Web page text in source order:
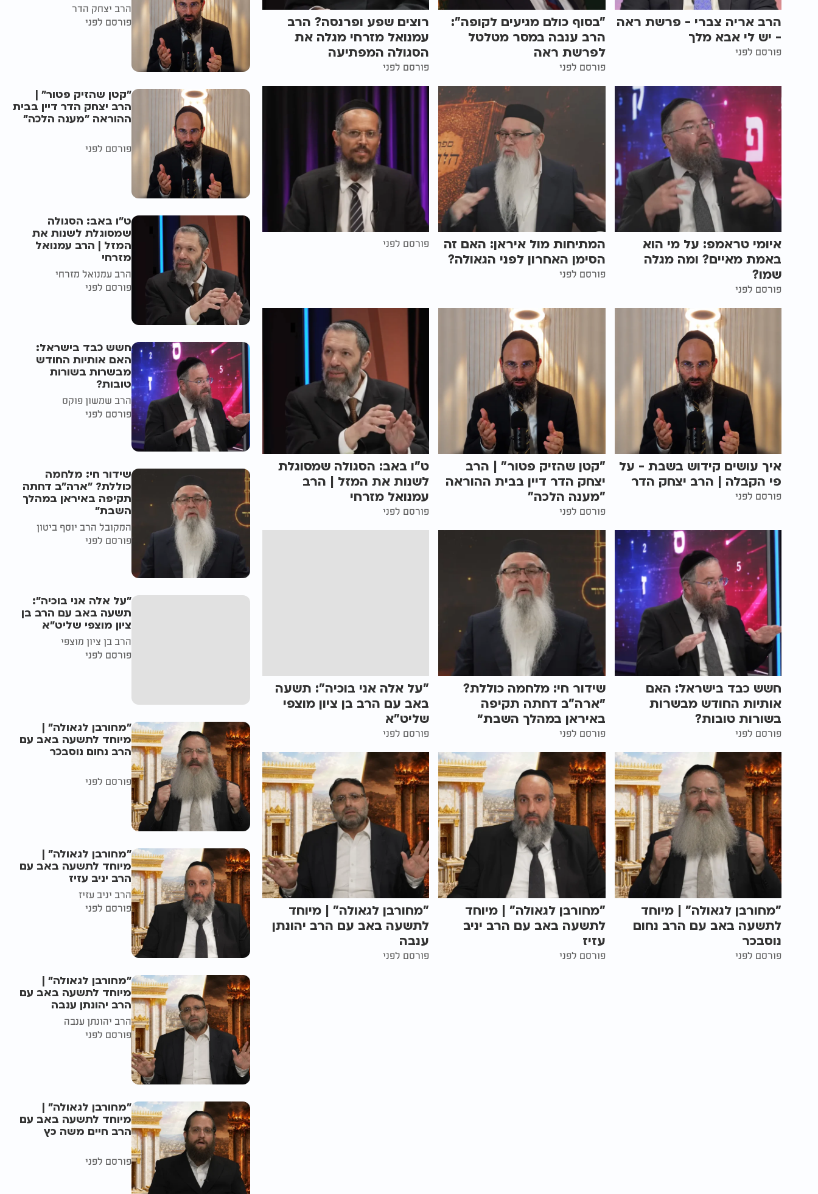
הרב אריה צברי - פרשת ראה
- יש לי אבא מלך
פורסם לפני
"בסוף כולם מגיעים לקופה":
הרב ענבה במסר מטלטל
לפרשת ראה
פורסם לפני
רוצים שפע ופרנסה? הרב
עמנואל מזרחי מגלה את
הסגולה המפתיעה
פורסם לפני
איומי טראמפ: על מי הוא
באמת מאיים? ומה מגלה
שמו?
פורסם לפני
המתיחות מול איראן: האם זה
הסימן האחרון לפני הגאולה?
פורסם לפני
פורסם לפני
איך עושים קידוש בשבת - על
פי הקבלה | הרב יצחק הדר
פורסם לפני
"קטן שהזיק פטור" | הרב
יצחק הדר דיין בבית ההוראה
"מענה הלכה"
פורסם לפני
ט"ו באב: הסגולה שמסוגלת
לשנות את המזל | הרב
עמנואל מזרחי
פורסם לפני
חשש כבד בישראל: האם
אותיות החודש מבשרות
בשורות טובות?
פורסם לפני
שידור חי: מלחמה כוללת?
״ארה"ב דחתה תקיפה
באיראן במהלך השבת״
פורסם לפני
"על אלה אני בוכיה": תשעה
באב עם הרב בן ציון מוצפי
שליט"א
פורסם לפני
"מחורבן לגאולה" | מיוחד
לתשעה באב עם הרב נחום
נוסבכר
פורסם לפני
"מחורבן לגאולה" | מיוחד
לתשעה באב עם הרב יניב
עזיז
פורסם לפני
"מחורבן לגאולה" | מיוחד
לתשעה באב עם הרב יהונתן
ענבה
פורסם לפני
הרב יצחק הדר
פורסם לפני
"קטן שהזיק פטור" |
הרב יצחק הדר דיין בבית
ההוראה "מענה הלכה"
פורסם לפני
ט"ו באב: הסגולה
שמסוגלת לשנות את
המזל | הרב עמנואל
מזרחי
הרב עמנואל מזרחי
פורסם לפני
חשש כבד בישראל:
האם אותיות החודש
מבשרות בשורות
טובות?
הרב שמשון פוקס
פורסם לפני
שידור חי: מלחמה
כוללת? ״ארה"ב דחתה
תקיפה באיראן במהלך
השבת״
המקובל הרב יוסף ביטון
פורסם לפני
"על אלה אני בוכיה":
תשעה באב עם הרב בן
ציון מוצפי שליט"א
הרב בן ציון מוצפי
פורסם לפני
"מחורבן לגאולה" |
מיוחד לתשעה באב עם
הרב נחום נוסבכר
פורסם לפני
"מחורבן לגאולה" |
מיוחד לתשעה באב עם
הרב יניב עזיז
הרב יניב עזיז
פורסם לפני
"מחורבן לגאולה" |
מיוחד לתשעה באב עם
הרב יהונתן ענבה
הרב יהונתן ענבה
פורסם לפני
"מחורבן לגאולה" |
מיוחד לתשעה באב עם
הרב חיים משה כץ
פורסם לפני